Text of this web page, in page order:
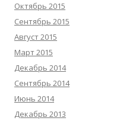
Октябрь 2015
Сентябрь 2015
Август 2015
Март 2015
Декабрь 2014
Сентябрь 2014
Июнь 2014
Декабрь 2013